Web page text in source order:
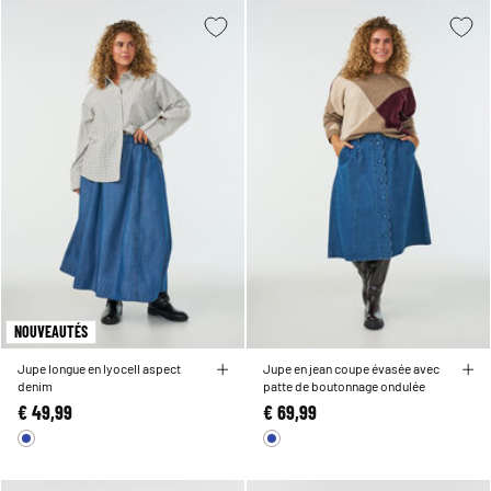
NOUVEAUTÉS
Jupe longue en lyocell aspect
denim
€ 49,99
Jupe en jean coupe évasée avec
patte de boutonnage ondulée
€ 69,99